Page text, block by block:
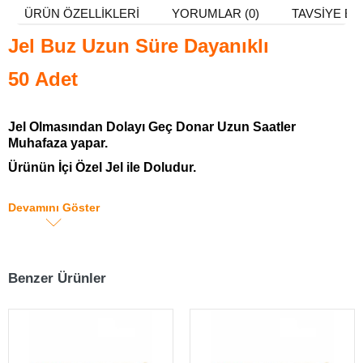
ÜRÜN ÖZELLIKLERI YORUMLAR (0) TAVSIYE ET
Jel Buz Uzun Süre Dayanıklı
50 Adet
Jel Olmasından Dolayı Geç Donar Uzun Saatler
Muhafaza yapar.
Ürünün İçi Özel Jel ile Doludur.
17,5x12 cm Ebatlarında.
Özel Jel Yapısından Dolayı Donma ve Uzun Süre
Devamını Göster
Benzer Ürünler